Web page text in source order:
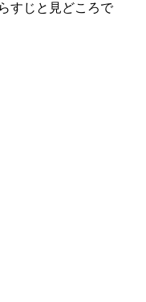
すじと見どころで